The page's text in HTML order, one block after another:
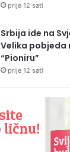
prije 12 sati
Srbija ide na
Velika pobjeda
“Pioniru”
prije 12 sati